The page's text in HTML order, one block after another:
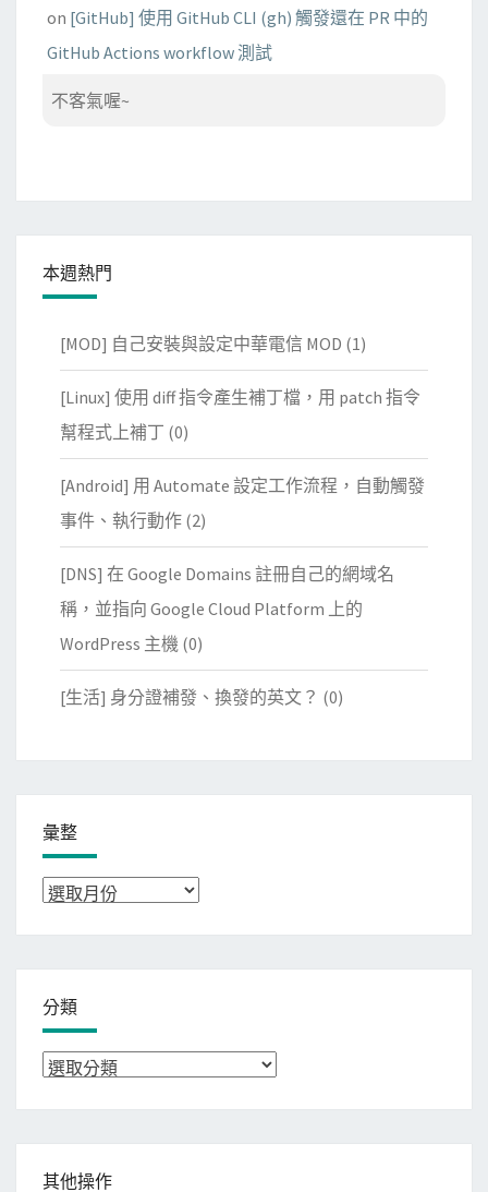
on [GitHub] 使用 GitHub CLI (gh) 觸發還在 PR 中的
GitHub Actions workflow 測試
不客氣喔~
本週熱門
[MOD] 自己安裝與設定中華電信 MOD (1)
[Linux] 使用 diff 指令產生補丁檔，用 patch 指令
幫程式上補丁 (0)
[Android] 用 Automate 設定工作流程，自動觸發
事件、執行動作 (2)
[DNS] 在 Google Domains 註冊自己的網域名
稱，並指向 Google Cloud Platform 上的
WordPress 主機 (0)
[生活] 身分證補發、換發的英文？ (0)
彙整
彙
分類
分
其他操作